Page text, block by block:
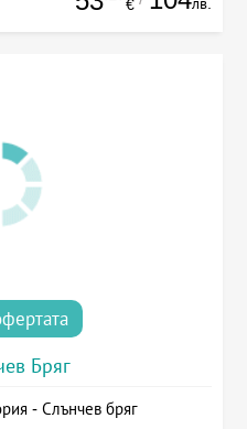
€ лв.
Бряг
- Слънчев бряг